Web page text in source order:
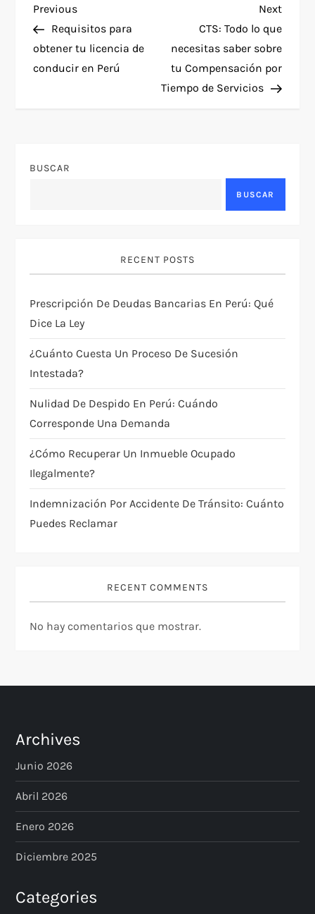
N
a
v
a
ó
n
d
e
e
n
t
r
a
Previous
Post
Previous
Requisitos para
obtener tu licencia de
conducir en Perú
Next
Post
Next
CTS: Todo lo que
necesitas saber sobre
tu Compensación por
Tiempo de Servicios
BUSCAR
BUSCAR
RECENT POSTS
Prescripción De Deudas Bancarias En Perú: Qué
Dice La Ley
¿Cuánto Cuesta Un Proceso De Sucesión
Intestada?
Nulidad De Despido En Perú: Cuándo
Corresponde Una Demanda
¿Cómo Recuperar Un Inmueble Ocupado
Ilegalmente?
Indemnización Por Accidente De Tránsito: Cuánto
Puedes Reclamar
RECENT COMMENTS
No hay comentarios que mostrar.
Archives
Junio 2026
Abril 2026
Enero 2026
Diciembre 2025
Categories